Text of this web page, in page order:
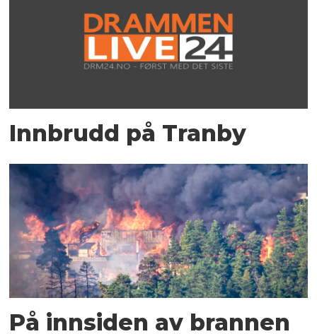
Innbrudd på Tranby
På innsiden av brannen